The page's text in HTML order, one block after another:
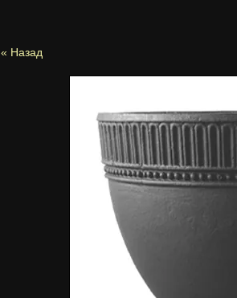
« Назад